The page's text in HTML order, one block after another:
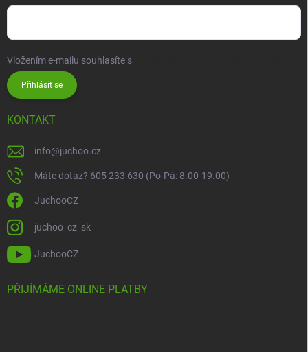
Vložením e-mailu souhlasíte s
Přihlásit se
KONTAKT
info@juchoo.cz
Máte dotaz? 605 233 630 (Po-Pá: 8.00-19.00)
JuchooCZ
juchoo_cz_sk
JuchooCZ
PŘIJÍMÁME ONLINE PLATBY